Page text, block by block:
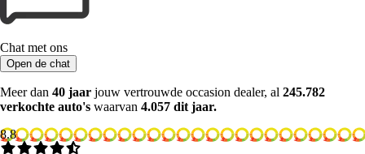
Chat met ons
Open de chat
Meer dan 40 jaar jouw vertrouwde occasion dealer, al 245.782
verkochte auto's waarvan 4.057 dit jaar.
8.8